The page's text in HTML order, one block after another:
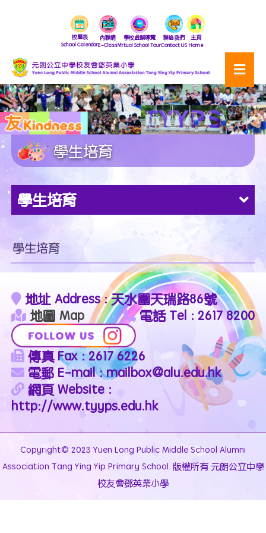
校曆表
School Calendar
內聯網
E-Class
學校虛擬導覽
Virtual School Tour
聯絡我們
Contact US
主頁
Home
學生培育
學生培育
學生培育
地址 Address : 天水圍天瑞路86號
地圖 Map
電話 Tel : 2617 8200
傳真 Fax : 2617 6226
電郵 E-mail : mailbox@alu.edu.hk
網頁 Website :
http://www.tyyps.edu.hk
Copyright© 2023 Yuen Long Public Middle School Alumni
Association Tang Ying Yip Primary School. 版權所有 元朗公立中學
校友會鄧英業小學